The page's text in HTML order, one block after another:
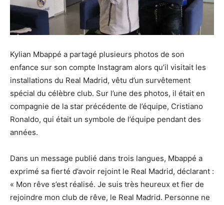
Kylian Mbappé a partagé plusieurs photos de son
enfance sur son compte Instagram alors qu’il visitait les
installations du Real Madrid, vêtu d’un survêtement
spécial du célèbre club. Sur l’une des photos, il était en
compagnie de la star précédente de l’équipe, Cristiano
Ronaldo, qui était un symbole de l’équipe pendant des
années.
Dans un message publié dans trois langues, Mbappé a
exprimé sa fierté d’avoir rejoint le Real Madrid, déclarant :
« Mon rêve s’est réalisé. Je suis très heureux et fier de
rejoindre mon club de rêve, le Real Madrid. Personne ne